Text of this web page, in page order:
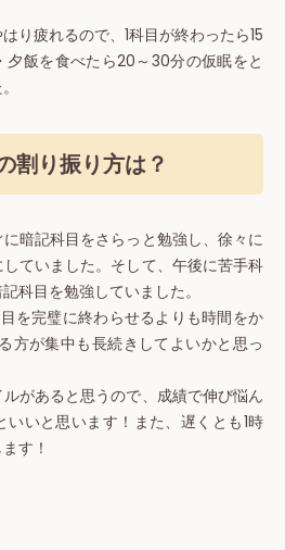
り疲れるので、1科目が終わったら15
夕飯を食べたら20～30分の仮眠をと
割り振り方は？
暗記科目をさらっと勉強し、徐々に
ていました。そして、午後に苦手科
科目を勉強していました。
を完璧に終わらせるよりも時間をか
方が集中も長続きしてよいかと思っ
があると思うので、成績で伸び悩ん
いと思います！また、遅くとも1時
す！